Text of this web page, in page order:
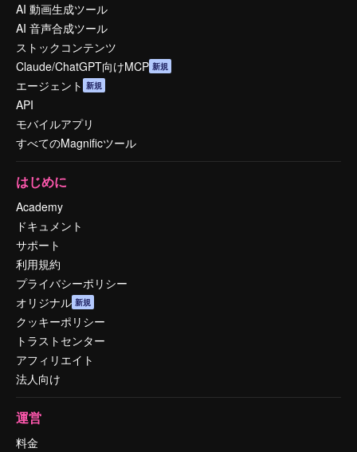
AI 動画生成ツール
AI 音声合成ツール
ストックコンテンツ
Claude/ChatGPT向けMCP 新規
エージェント 新規
API
モバイルアプリ
すべてのMagnificツール
はじめに
Academy
ドキュメント
サポート
利用規約
プライバシーポリシー
オリジナル 新規
クッキーポリシー
トラストセンター
アフィリエイト
法人向け
運営
料金